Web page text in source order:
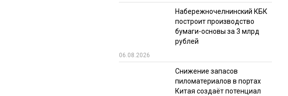
ИТОГИ МЕРОПРИЯТИЙ
Набережночелнинский КБК
построит производство
бумаги-основы за 3 млрд
рублей
06.08.2026
Снижение запасов
пиломатериалов в портах
Китая создаёт потенциал